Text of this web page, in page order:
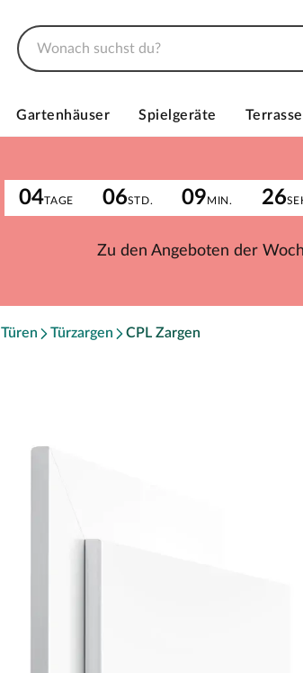
Gartenhäuser Spielgeräte
04TAGE 06STD. 09MIN. 26
Zu den Angeboten der
Türen Türzargen CPL Zargen